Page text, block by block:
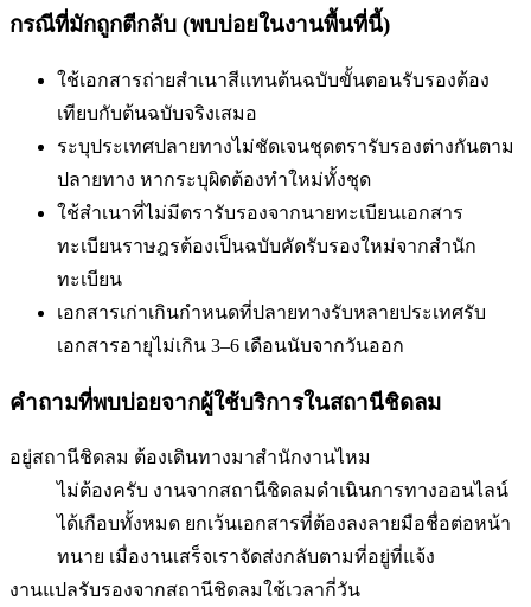
กรณีที่มักถูกตีกลับ (พบบ่อยในงานพื้นที่นี้)
ใช้เอกสารถ่ายสำเนาสีแทนต้นฉบับขั้นตอนรับรองต้อง
เทียบกับต้นฉบับจริงเสมอ
ระบุประเทศปลายทางไม่ชัดเจนชุดตรารับรองต่างกันตาม
ปลายทาง หากระบุผิดต้องทำใหม่ทั้งชุด
ใช้สำเนาที่ไม่มีตรารับรองจากนายทะเบียนเอกสาร
ทะเบียนราษฎรต้องเป็นฉบับคัดรับรองใหม่จากสำนัก
ทะเบียน
เอกสารเก่าเกินกำหนดที่ปลายทางรับหลายประเทศรับ
เอกสารอายุไม่เกิน 3–6 เดือนนับจากวันออก
คำถามที่พบบ่อยจากผู้ใช้บริการในสถานีชิดลม
อยู่สถานีชิดลม ต้องเดินทางมาสำนักงานไหม
ไม่ต้องครับ งานจากสถานีชิดลมดำเนินการทางออนไลน์
ได้เกือบทั้งหมด ยกเว้นเอกสารที่ต้องลงลายมือชื่อต่อหน้า
ทนาย เมื่องานเสร็จเราจัดส่งกลับตามที่อยู่ที่แจ้ง
งานแปลรับรองจากสถานีชิดลมใช้เวลากี่วัน